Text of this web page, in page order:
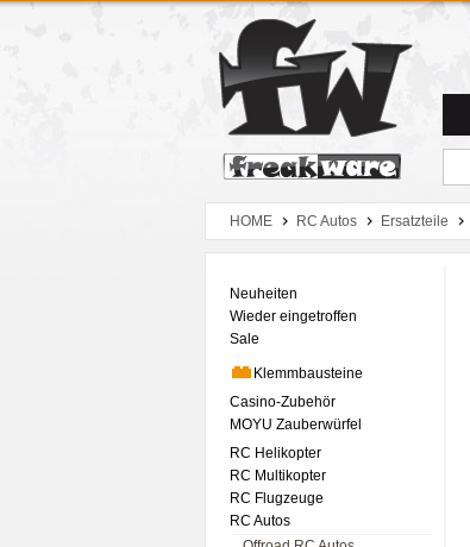
Zum Hauptmenue
Zum Seiteninhalt
Zum Warenkob
HOME RC Autos Ersatzteile
Neuheiten
Wieder eingetroffen
Sale
Klemmbausteine
Casino-Zubehör
MOYU Zauberwürfel
RC Helikopter
RC Multikopter
RC Flugzeuge
RC Autos